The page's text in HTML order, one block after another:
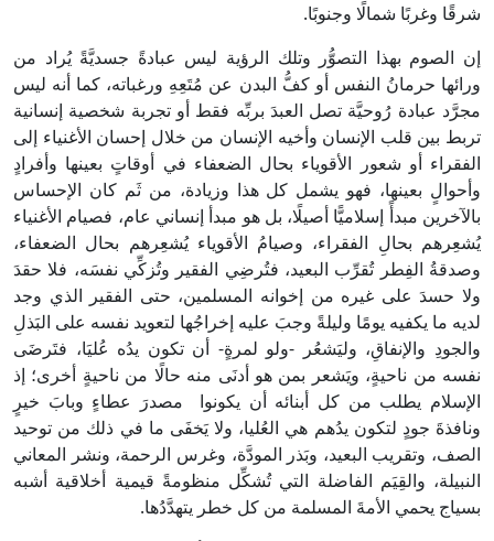
شرقًا وغربًا شمالًا وجنوبًا.
إن الصوم بهذا التصوُّر وتلك الرؤية ليس عبادةً جسديَّةً يُراد من
ورائها حرمانُ النفس أو كفُّ البدن عن مُتَعِهِ ورغباته، كما أنه ليس
مجرَّد عبادة رُوحيَّة تصل العبدَ بربِّه فقط أو تجربة شخصية إنسانية
تربط بين قلب الإنسان وأخيه الإنسان من خلال إحسان الأغنياء إلى
الفقراء أو شعور الأقوياء بحال الضعفاء في أوقاتٍ بعينها وأفرادٍ
وأحوالٍ بعينها، فهو يشمل كل هذا وزيادة، من ثَم كان الإحساس
بالآخرين مبدأً إسلاميًّا أصيلًا، بل هو مبدأ إنساني عام، فصيام الأغنياء
يُشعِرهم بحالِ الفقراء، وصيامُ الأقوياء يُشعِرهم بحال الضعفاء،
وصدقةُ الفِطر تُقرِّب البعيد، فتُرضِي الفقير وتُزكِّي نفسَه، فلا حقدَ
ولا حسدَ على غيره من إخوانه المسلمين، حتى الفقير الذي وجد
لديه ما يكفيه يومًا وليلةً وجبَ عليه إخراجُها لتعويد نفسه على البَذلِ
والجودِ والإنفاقِ، وليَشعُر -ولو لمرةٍ- أن تكون يدُه عُليَا، فتَرضَى
نفسه من ناحيةٍ، ويَشعر بمن هو أدنَى منه حالًا من ناحيةٍ أخرى؛ إذ
الإسلام يطلب من كل أبنائه أن يكونوا مصدرَ عطاءٍ وبابَ خيرٍ
ونافذةَ جودٍ لتكون يدُهم هي العُليا، ولا يَخفَى ما في ذلك من توحيد
الصف، وتقريب البعيد، وبَذر المودَّة، وغرس الرحمة، ونشر المعاني
النبيلة، والقِيَم الفاضلة التي تُشكِّل منظومةً قيمية أخلاقية أشبه
بسياج يحمي الأمةَ المسلمة من كل خطر يتهدَّدُها.